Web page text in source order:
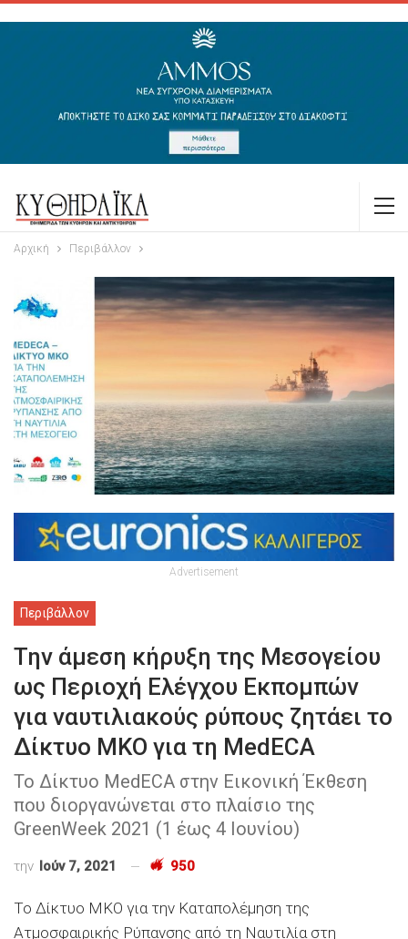
Αρχική Περιβάλλον
Advertisement
Περιβάλλον
Την άμεση κήρυξη της Μεσογείου
ως Περιοχή Ελέγχου Εκπομπών
για ναυτιλιακούς ρύπους ζητάει το
Δίκτυο ΜΚΟ για τη MedECA
Το Δίκτυο MedECA στην Εικονική Έκθεση
που διοργανώνεται στο πλαίσιο της
GreenWeek 2021 (1 έως 4 Ιουνίου)
την Ιούν 7, 2021 950
Το Δίκτυο ΜΚΟ για την Καταπολέμηση της
Ατμοσφαιρικής Ρύπανσης από τη Ναυτιλία στη